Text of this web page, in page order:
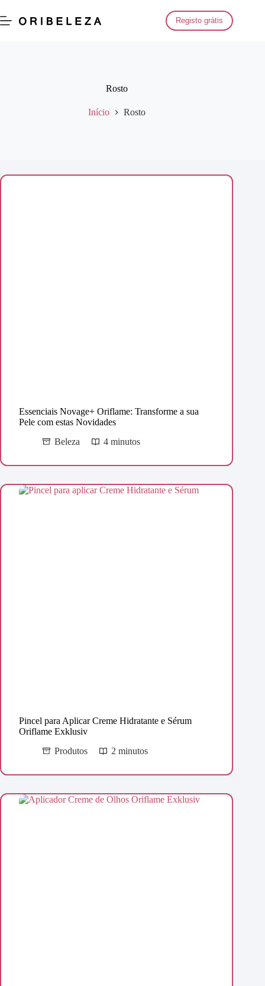
para
o
Registo grátis
Rosto
Início Rosto
Essenciais Novage+ Oriflame: Transforme a sua
Pele com estas Novidades
Beleza
4 minutos
Pincel para Aplicar Creme Hidratante e Sérum
Oriflame Exklusiv
Produtos
2 minutos